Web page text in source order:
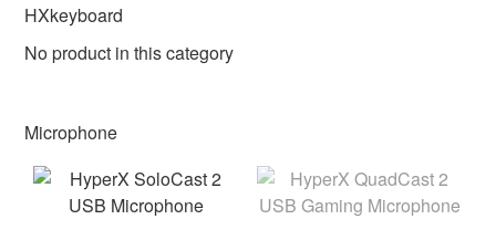
HXkeyboard
No product in this category
Microphone